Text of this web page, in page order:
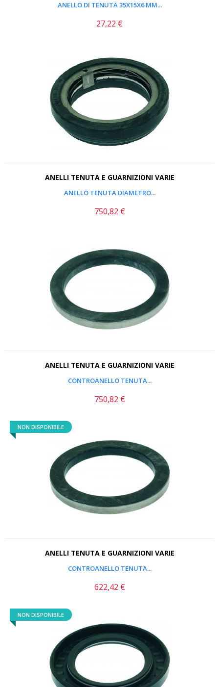
ANELLO DI TENUTA 35X15X6 MM...
Prezzo
27,22 €
ANELLI TENUTA E GUARNIZIONI VARIE
ANELLO TENUTA DIAMETRO...
Prezzo
750,82 €
ANELLI TENUTA E GUARNIZIONI VARIE
CONTROANELLO TENUTA...
Prezzo
750,82 €
NON DISPONIBILE
ANELLI TENUTA E GUARNIZIONI VARIE
CONTROANELLO TENUTA...
Prezzo
622,42 €
NON DISPONIBILE